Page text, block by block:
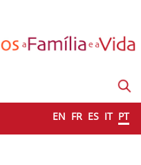
EN FR ES IT PT